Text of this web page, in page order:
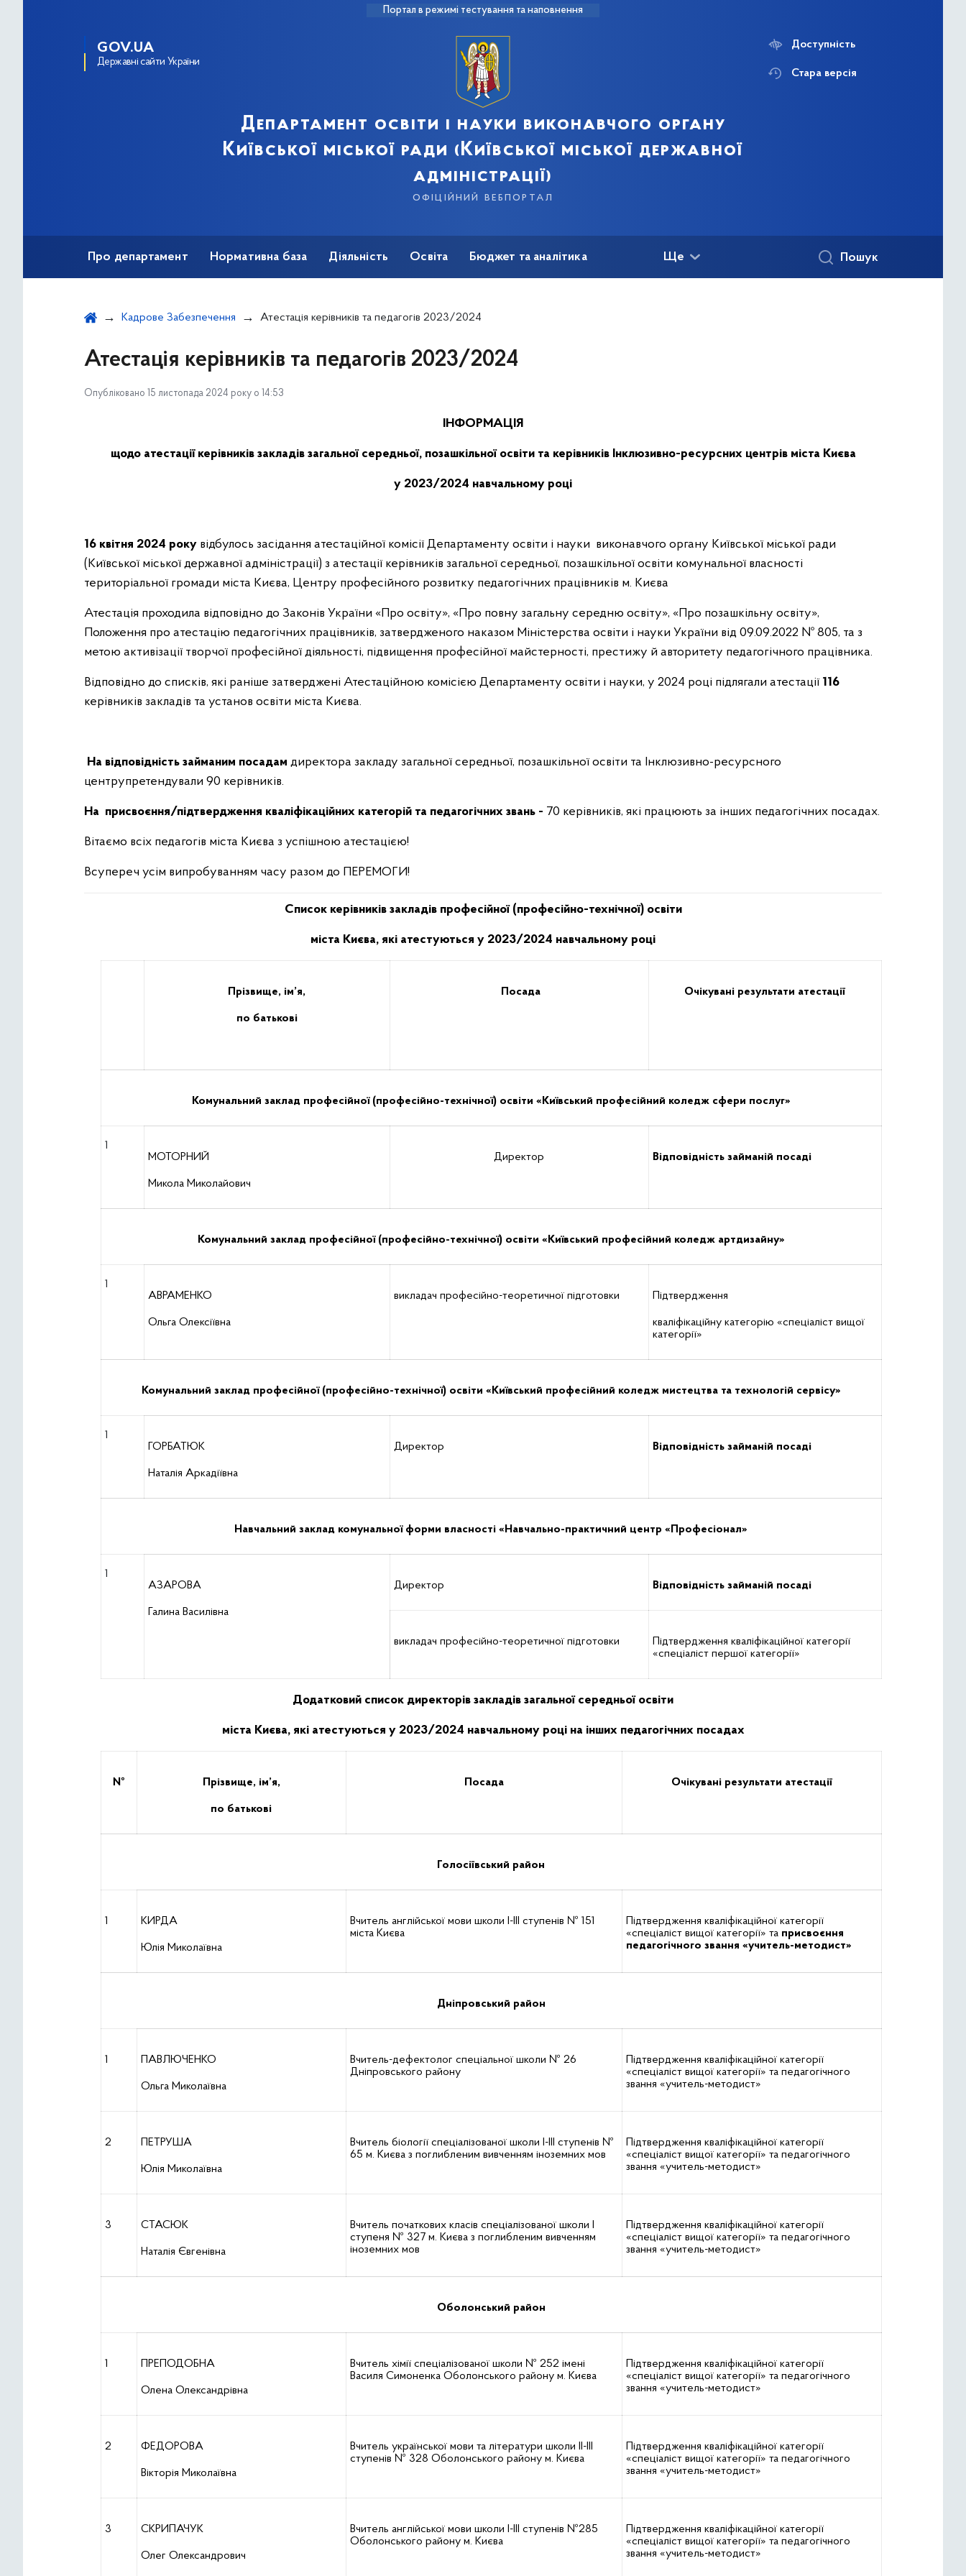
Портал в режимі тестування та наповнення
GOV.UA
Державні сайти України
Департамент освіти і науки виконавчого органу
Київської міської ради (Київської міської державної
адміністрації)
офіційний вебпортал
Доступність
Стара версія
Про департамент Нормативна база Діяльність Освіта Бюджет та аналітика Ще Пошук
Кадрове Забезпечення Атестація керівників та педагогів 2023/2024
Атестація керівників та педагогів 2023/2024
Опубліковано 15 листопада 2024 року о 14:53
ІНФОРМАЦІЯ
щодо атестації керівників закладів загальної середньої, позашкільної освіти та керівників Інклюзивно-ресурсних центрів міста Києва
у 2023/2024 навчальному році
16 квітня 2024 року відбулось засідання атестаційної комісії Департаменту освіти і науки виконавчого органу Київської міської ради
(Київської міської державної адміністрації) з атестації керівників загальної середньої, позашкільної освіти комунальної власності
територіальної громади міста Києва, Центру професійного розвитку педагогічних працівників м. Києва
Атестація проходила відповідно до Законів України «Про освіту», «Про повну загальну середню освіту», «Про позашкільну освіту»,
Положення про атестацію педагогічних працівників, затвердженого наказом Міністерства освіти і науки України від 09.09.2022 № 805, та з
метою активізації творчої професійної діяльності, підвищення професійної майстерності, престижу й авторитету педагогічного працівника.
Відповідно до списків, які раніше затверджені Атестаційною комісією Департаменту освіти і науки, у 2024 році підлягали атестації 116
керівників закладів та установ освіти міста Києва.
На відповідність займаним посадам директора закладу загальної середньої, позашкільної освіти та Інклюзивно-ресурсного
центрупретендували 90 керівників.
На присвоєння/підтвердження кваліфікаційних категорій та педагогічних звань - 70 керівників, які працюють за інших педагогічних посадах.
Вітаємо всіх педагогів міста Києва з успішною атестацією!
Всупереч усім випробуванням часу разом до ПЕРЕМОГИ!
Список керівників закладів професійної (професійно-технічної) освіти
міста Києва, які атестуються у 2023/2024 навчальному році
Прізвище, ім’я,
по батькові
Посада Очікувані результати атестації
Комунальний заклад професійної (професійно-технічної) освіти «Київський професійний коледж сфери послуг»
1
МОТОРНИЙ
Микола Миколайович
Директор Відповідність займаній посаді
Комунальний заклад професійної (професійно-технічної) освіти «Київський професійний коледж артдизайну»
1
АВРАМЕНКО
Ольга Олексіївна
викладач професійно-теоретичної підготовки Підтвердження
кваліфікаційну категорію «спеціаліст вищої
категорії»
Комунальний заклад професійної (професійно-технічної) освіти «Київський професійний коледж мистецтва та технологій сервісу»
1
ГОРБАТЮК
Наталія Аркадіївна
Директор Відповідність займаній посаді
Навчальний заклад комунальної форми власності «Навчально-практичний центр «Професіонал»
1
АЗАРОВА
Галина Василівна
Директор Відповідність займаній посаді
викладач професійно-теоретичної підготовки
Підтвердження кваліфікаційної категорії
«спеціаліст першої категорії»
Додатковий список директорів закладів загальної середньої освіти
міста Києва, які атестуються у 2023/2024 навчальному році на інших педагогічних посадах
№ Прізвище, ім’я,
по батькові
Посада Очікувані результати атестації
Голосіївський район
1 КИРДА
Юлія Миколаївна
Вчитель англійської мови школи І-ІІІ ступенів № 151
міста Києва
Підтвердження кваліфікаційної категорії
«спеціаліст вищої категорії» та присвоєння
педагогічного звання «учитель-методист»
Дніпровський район
1 ПАВЛЮЧЕНКО
Ольга Миколаївна
Вчитель-дефектолог спеціальної школи № 26
Дніпровського району
Підтвердження кваліфікаційної категорії
«спеціаліст вищої категорії» та педагогічного
звання «учитель-методист»
2 ПЕТРУША
Юлія Миколаївна
Вчитель біології спеціалізованої школи І-ІІІ ступенів №
65 м. Києва з поглибленим вивченням іноземних мов
Підтвердження кваліфікаційної категорії
«спеціаліст вищої категорії» та педагогічного
звання «учитель-методист»
3 СТАСЮК
Наталія Євгенівна
Вчитель початкових класів спеціалізованої школи І
ступеня № 327 м. Києва з поглибленим вивченням
іноземних мов
Підтвердження кваліфікаційної категорії
«спеціаліст вищої категорії» та педагогічного
звання «учитель-методист»
Оболонський район
1 ПРЕПОДОБНА
Олена Олександрівна
Вчитель хімії спеціалізованої школи № 252 імені
Василя Симоненка Оболонського району м. Києва
Підтвердження кваліфікаційної категорії
«спеціаліст вищої категорії» та педагогічного
звання «учитель-методист»
2 ФЕДОРОВА
Вікторія Миколаївна
Вчитель української мови та літератури школи ІІ-ІІІ
ступенів № 328 Оболонського району м. Києва
Підтвердження кваліфікаційної категорії
«спеціаліст вищої категорії» та педагогічного
звання «учитель-методист»
3 СКРИПАЧУК
Олег Олександрович
Вчитель англійської мови школи І-ІІІ ступенів №285
Оболонського району м. Києва
Підтвердження кваліфікаційної категорії
«спеціаліст вищої категорії» та педагогічного
звання «учитель-методист»